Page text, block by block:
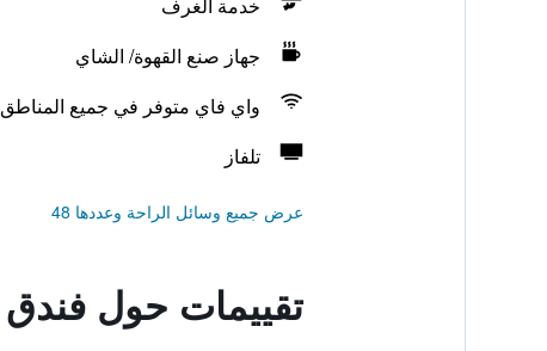
جهاز صنع القهوة/ الشاي
واي فاي متوفر في جميع المناطق
تلفاز
عرض جميع وسائل الراحة وعددها 48
تقييمات حول فندق 25 آورز ذا غولدمان